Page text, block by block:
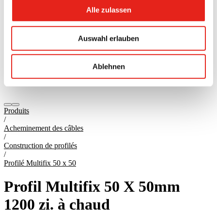
Alle zulassen
Auswahl erlauben
Ablehnen
Produits
/
Acheminement des câbles
/
Construction de profilés
/
Profilé Multifix 50 x 50
Profil Multifix 50 X 50mm
1200 zi. à chaud